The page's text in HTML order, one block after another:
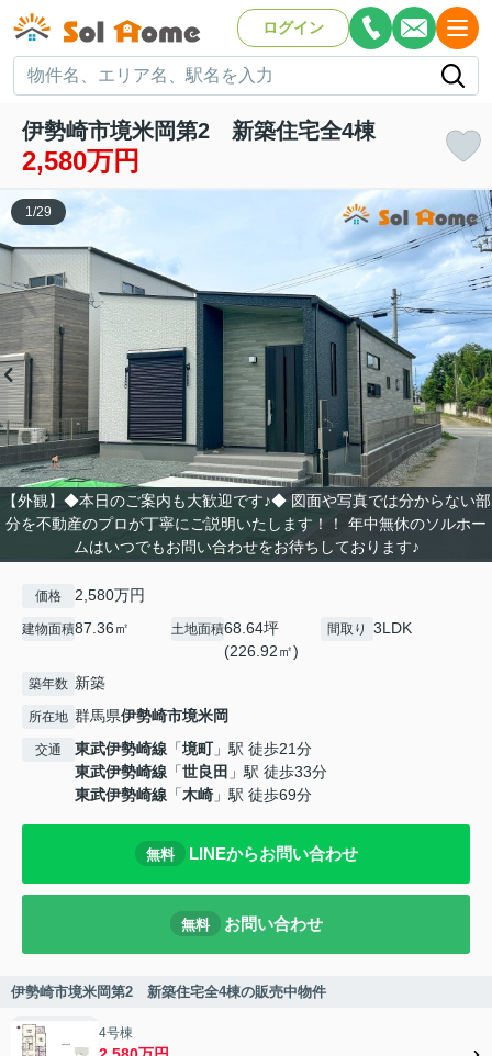
ログイン
伊勢崎市境米岡第2 新築住宅全4棟
2,580万円
【外観】◆本日のご案内も大歓迎です♪◆ 図面や写真では分からない部
分を不動産のプロが丁寧にご説明いたします！！ 年中無休のソルホー
ムはいつでもお問い合わせをお待ちしております♪
1/29
価格 2,580万円
建物面積87.36㎡ 土地面積68.64坪
(226.92㎡)
間取り 3LDK
築年数 新築
所在地 群馬県伊勢崎市境米岡
交通 東武伊勢崎線 「境町」駅 徒歩21分
東武伊勢崎線 「世良田 」駅 徒歩33分
東武伊勢崎線 「木崎 」駅 徒歩69分
無料 LINEからお問い合わせ
無料 お問い合わせ
伊勢崎市境米岡第2 新築住宅全4棟の販売中物件
4号棟